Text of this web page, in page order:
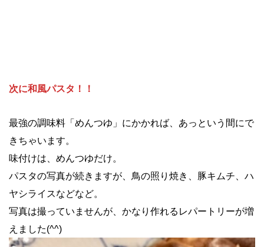
次に和風パスタ！！
最強の調味料「めんつゆ」にかかれば、あっという間にで
きちゃいます。
味付けは、めんつゆだけ。
パスタの写真が続きますが、鳥の照り焼き、豚キムチ、ハ
ヤシライスなどなど。
写真は撮っていませんが、かなり作れるレパートリーが増
えました(^^)